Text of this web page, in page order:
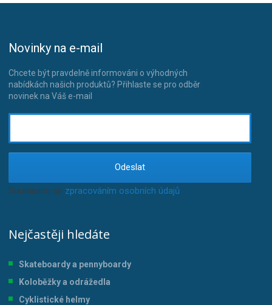
Novinky na e-mail
Chcete být pravdelně informováni o výhodných
nabídkách našich produktů? Přihlaste se pro odběr
novinek na Váš e-mail
Odeslat
Souhlasím se zpracováním osobních údajů.
Nejčastěji hledáte
Skateboardy a pennyboardy
Koloběžky a odrážedla
Cyklistické helmy